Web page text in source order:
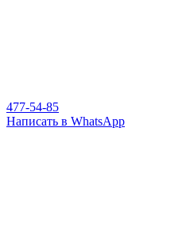
477-54-85
Написать в WhatsApp